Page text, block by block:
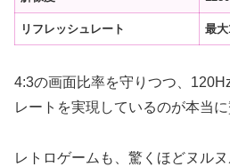
リフレッシュレート 最
4:3の画面比率を守りつつ、
レートを実現しているのが本当
レトロゲームも、驚くほどヌル